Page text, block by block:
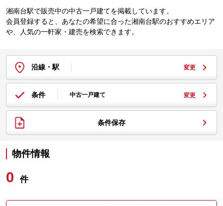
湘南台駅で販売中の中古一戸建てを掲載しています。
会員登録すると、あなたの希望に合った湘南台駅のおすすめエリア
や、人気の一軒家・建売を検索できます。
沿線・駅 変更
条件 中古一戸建て 変更
条件保存
物件情報
0 件